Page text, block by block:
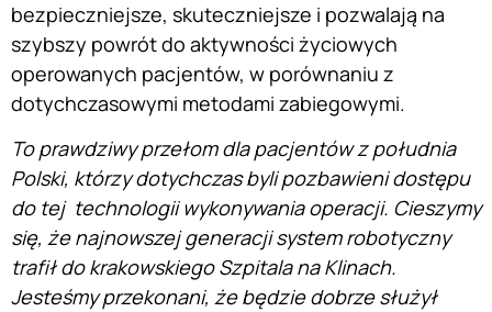
bezpieczniejsze, skuteczniejsze i pozwalają na
szybszy powrót do aktywności życiowych
operowanych pacjentów, w porównaniu z
dotychczasowymi metodami zabiegowymi.
To prawdziwy przełom dla pacjentów z południa
Polski, którzy dotychczas byli pozbawieni dostępu
do tej technologii wykonywania operacji. Cieszymy
się, że najnowszej generacji system robotyczny
trafił do krakowskiego Szpitala na Klinach.
Jesteśmy przekonani, że będzie dobrze służył